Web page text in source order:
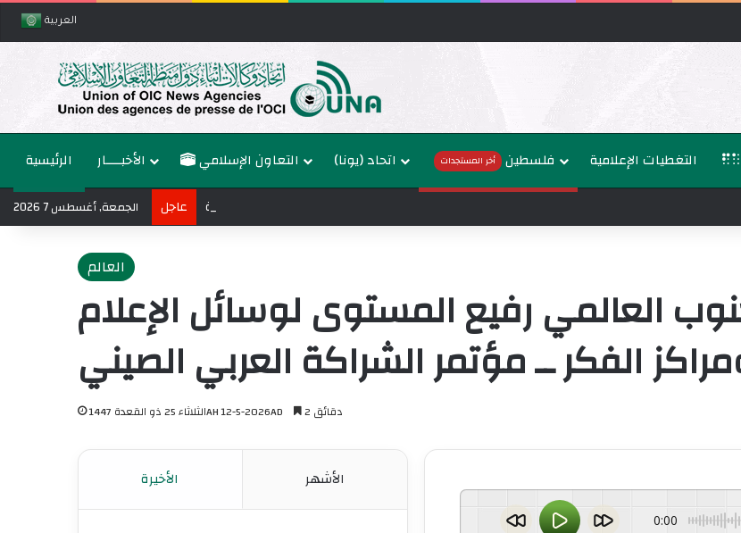
العربية
الرئيسية الأخبــــار التعاون الإسلامي اتحاد (يونا) فلسطين أخر المستجدات التغطيات الإعلامية
الجمعة, أغسطس 7 2026 عاجل
العالم
العالمي رفيع المستوى لوسائل الإعلام
الفكر ــ مؤتمر الشراكة العربي الصيني
الثلاثاء 25 ذو القعدة 1447AH 12-5-2026AD 2 دقائق
0:00
الأخيرة الأشهر